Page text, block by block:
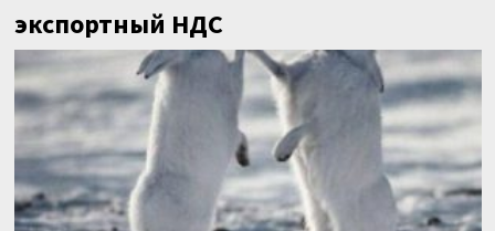
экспортный НДС